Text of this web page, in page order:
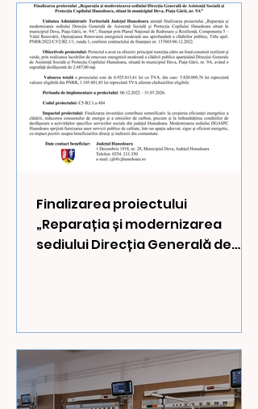
avertizează că urmează zile cu ploi
torențiale, vijelii, grindină și o răcire
accentuată a vremii. Informarea
meteorologică este valabilă în
intervalul 11 mai, ora 12:00 – 14 mai, ora
10:00 și vizează cea mai mare parte a
țării. Vor fi perioade cu averse
moderate cantitativ, descărcări
electrice și intensificări
Finalizarea proiectului
„Reparația și modernizarea
sediului Direcția Generală de